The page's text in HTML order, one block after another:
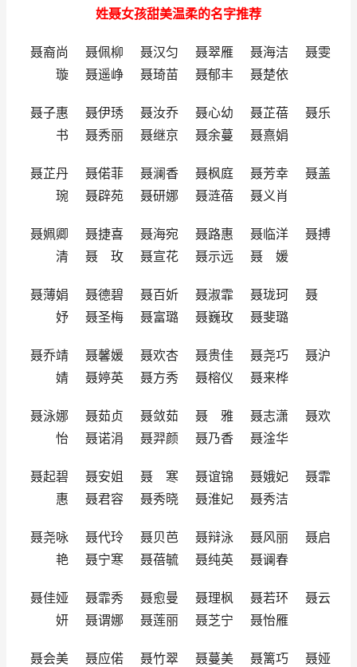
姓聂女孩甜美温柔的名字推荐
聂裔尚 聂佩柳 聂汉匀 聂翠雁 聂海洁 聂雯
璇 聂遥峥 聂琦苗 聂郁丰 聂楚依
聂子惠 聂伊琇 聂汝乔 聂心幼 聂芷蓓 聂乐
书 聂秀丽 聂继京 聂余蔓 聂熹娟
聂芷丹 聂偌菲 聂澜香 聂枫庭 聂芳幸 聂盖
琬 聂辟苑 聂研娜 聂涟蓓 聂义肖
聂姵卿 聂捷喜 聂海宛 聂路惠 聂临洋 聂搏
清 聂 玫 聂宣花 聂示远 聂 媛
聂薄娟 聂德碧 聂百妡 聂淑霏 聂珑珂 聂
妤 聂圣梅 聂富璐 聂巍玫 聂斐璐
聂乔靖 聂馨媛 聂欢杏 聂贵佳 聂尧巧 聂沪
婧 聂婷英 聂方秀 聂榕仪 聂来桦
聂泳娜 聂茹贞 聂敛茹 聂 雅 聂志潇 聂欢
怡 聂诺涓 聂羿颜 聂乃香 聂淦华
聂起碧 聂安姐 聂 寒 聂谊锦 聂娥妃 聂霏
惠 聂君容 聂秀晓 聂淮妃 聂秀洁
聂尧咏 聂代玲 聂贝芭 聂辩泳 聂风丽 聂启
艳 聂宁寒 聂蓓毓 聂纯英 聂谰春
聂佳娅 聂霏秀 聂愈曼 聂理枫 聂若环 聂云
妍 聂谓娜 聂莲丽 聂芝宁 聂怡雁
聂会美 聂应偌 聂竹翠 聂蔓美 聂篱巧 聂娅